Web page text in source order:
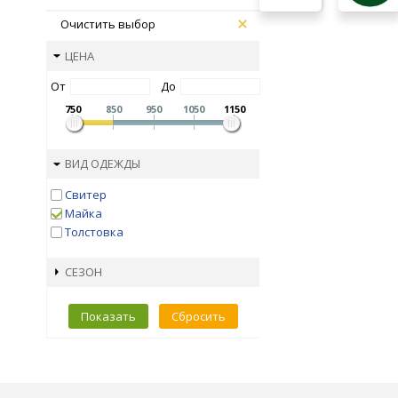
Очистить выбор
ЦЕНА
От
До
750 850 950 1050 1150
ВИД ОДЕЖДЫ
Свитер
Майка
Толстовка
СЕЗОН
Показать Сбросить